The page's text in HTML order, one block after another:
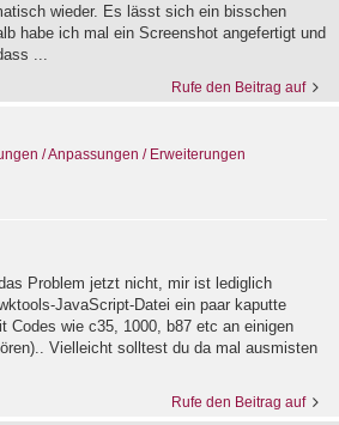
wieder. Es lässt sich ein bisschen
habe ich mal ein Screenshot angefertigt und
...
Rufe den Beitrag auf
/ Anpassungen / Erweiterungen
Problem jetzt nicht, mir ist lediglich
JavaScript-Datei ein paar kaputte
Codes wie c35, 1000, b87 etc an einigen
Vielleicht solltest du da mal ausmisten
Rufe den Beitrag auf